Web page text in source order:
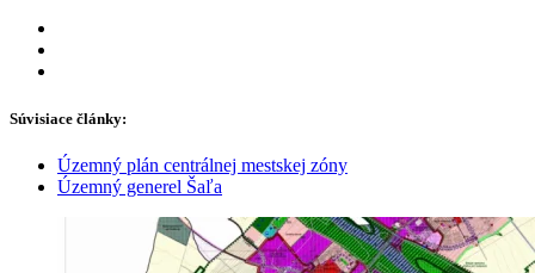
Súvisiace články:
Územný plán centrálnej mestskej zóny
Územný generel Šaľa